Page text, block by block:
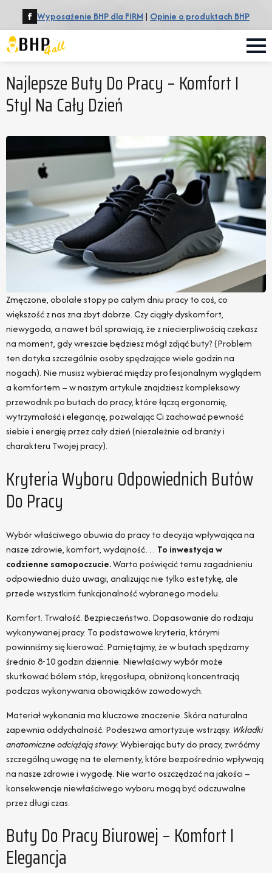
Wyposażenie BHP dla FIRM | Opinie o produktach BHP
Najlepsze Buty Do Pracy – Komfort I
Styl Na Cały Dzień
Zmęczone, obolałe stopy po całym dniu pracy to coś, co
większość z nas zna zbyt dobrze. Czy ciągły dyskomfort,
niewygoda, a nawet ból sprawiają, że z niecierpliwością czekasz
na moment, gdy wreszcie będziesz mógł zdjąć buty? (Problem
ten dotyka szczególnie osoby spędzające wiele godzin na
nogach). Nie musisz wybierać między profesjonalnym wyglądem
a komfortem – w naszym artykule znajdziesz kompleksowy
przewodnik po butach do pracy, które łączą ergonomię,
wytrzymałość i elegancję, pozwalając Ci zachować pewność
siebie i energię przez cały dzień (niezależnie od branży i
charakteru Twojej pracy).
Kryteria Wyboru Odpowiednich Butów
Do Pracy
Wybór właściwego obuwia do pracy to decyzja wpływająca na
nasze zdrowie, komfort, wydajność… To inwestycja w
codzienne samopoczucie.Warto poświęcić temu zagadnieniu
odpowiednio dużo uwagi, analizując nie tylko estetykę, ale
przede wszystkim funkcjonalność wybranego modelu.
Komfort. Trwałość. Bezpieczeństwo. Dopasowanie do rodzaju
wykonywanej pracy. To podstawowe kryteria, którymi
powinniśmy się kierować. Pamiętajmy, że w butach spędzamy
średnio 8-10 godzin dziennie. Niewłaściwy wybór może
skutkować bólem stóp, kręgosłupa, obniżoną koncentracją
podczas wykonywania obowiązków zawodowych.
Materiał wykonania ma kluczowe znaczenie. Skóra naturalna
zapewnia oddychalność. Podeszwa amortyzuje wstrząsy. Wkładki
anatomiczne odciążają stawy.Wybierając buty do pracy, zwróćmy
szczególną uwagę na te elementy, które bezpośrednio wpływają
na nasze zdrowie i wygodę. Nie warto oszczędzać na jakości –
konsekwencje niewłaściwego wyboru mogą być odczuwalne
przez długi czas.
Buty Do Pracy Biurowej – Komfort I
Elegancja